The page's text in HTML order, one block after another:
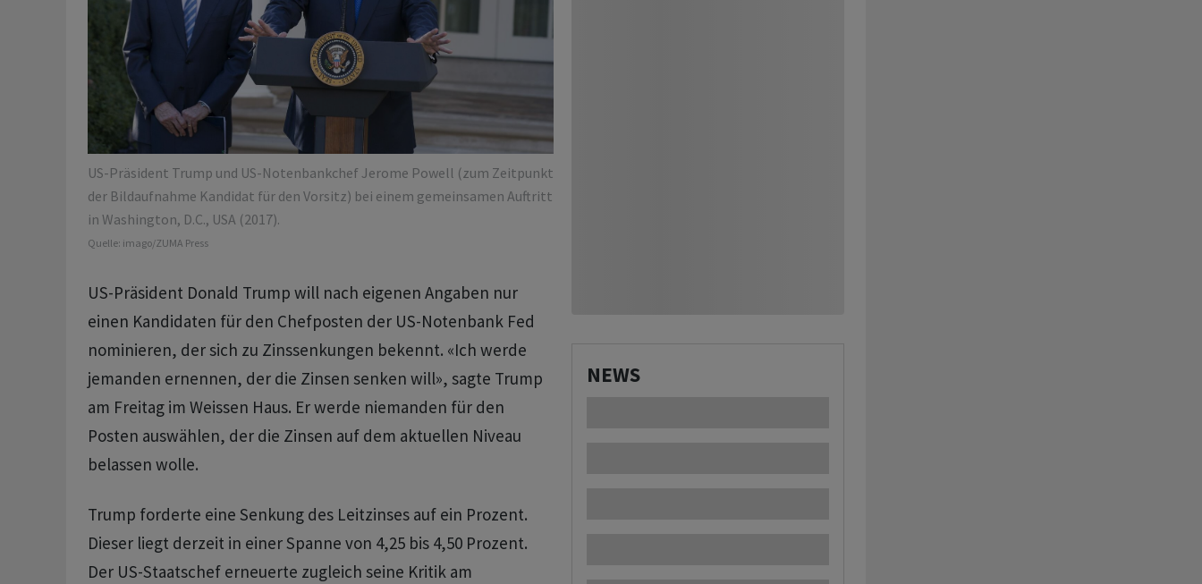
US-Präsident Trump und US-Notenbankchef Jerome Powell (zum Zeitpunkt
der Bildaufnahme Kandidat für den Vorsitz) bei einem gemeinsamen Auftritt
in Washington, D.C., USA (2017).
Quelle: imago/ZUMA Press
US-Präsident Donald Trump will nach eigenen Angaben nur
einen Kandidaten für den Chefposten der US-Notenbank Fed
nominieren, der sich zu Zinssenkungen bekennt. «Ich werde
jemanden ernennen, der die Zinsen senken will», sagte Trump
am Freitag im Weissen Haus. Er werde niemanden für den
Posten auswählen, der die Zinsen auf dem aktuellen Niveau
belassen wolle.
Trump forderte eine Senkung des Leitzinses auf ein Prozent.
Dieser liegt derzeit in einer Spanne von 4,25 bis 4,50 Prozent.
Der US-Staatschef erneuerte zugleich seine Kritik am
NEWS